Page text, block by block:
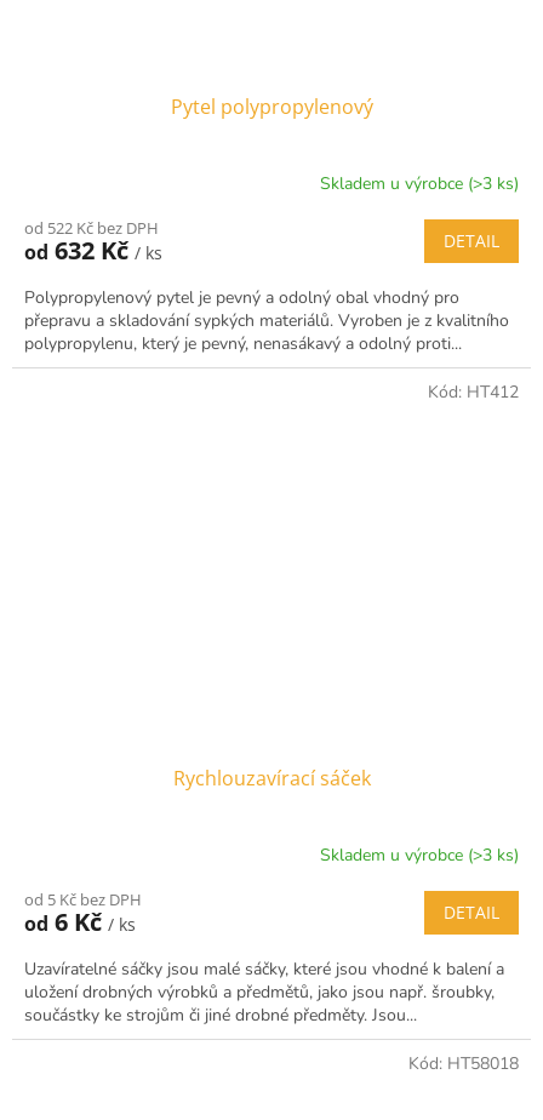
Pytel polypropylenový
Skladem u výrobce (>3 ks)
od 522 Kč bez DPH
od 632 Kč / ks
DETAIL
Polypropylenový pytel je pevný a odolný obal vhodný pro
přepravu a skladování sypkých materiálů. Vyroben je z kvalitního
polypropylenu, který je pevný, nenasákavý a odolný proti...
Rychlouzavírací sáček
Skladem u výrobce (>3 ks)
od 5 Kč bez DPH
od 6 Kč / ks
DETAIL
Uzavíratelné sáčky jsou malé sáčky, které jsou vhodné k balení a
uložení drobných výrobků a předmětů, jako jsou např. šroubky,
součástky ke strojům či jiné drobné předměty. Jsou...
Kód: HT412
Kód: HT58018